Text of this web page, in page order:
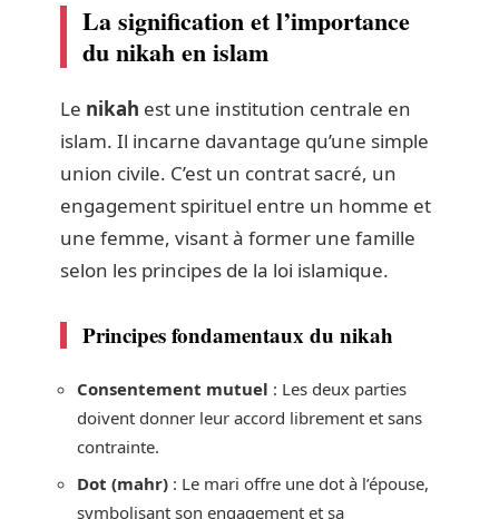
La signification et l’importance
du nikah en islam
Le nikah est une institution centrale en
islam. Il incarne davantage qu’une simple
union civile. C’est un contrat sacré, un
engagement spirituel entre un homme et
une femme, visant à former une famille
selon les principes de la loi islamique.
Principes fondamentaux du nikah
Consentement mutuel : Les deux parties
doivent donner leur accord librement et sans
contrainte.
Dot (mahr) : Le mari offre une dot à l’épouse,
symbolisant son engagement et sa